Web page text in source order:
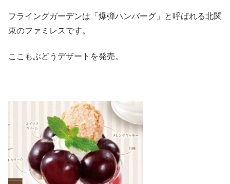
フライングガーデンは「爆弾ハンバーグ」と呼ばれる北関
東のファミレスです。
ここもぶどうデザートを発売。